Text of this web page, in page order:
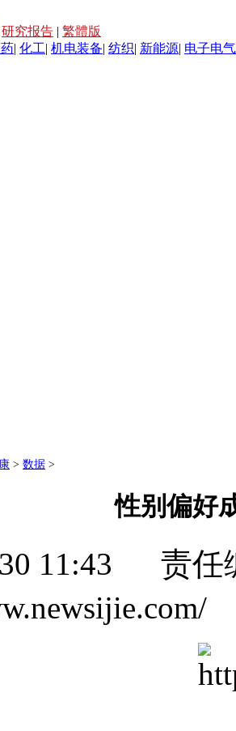
研究报告 | 繁體版
| 化工| 机电装备| 纺织| 新能源| 电子电气
> 数据 >
性别偏好
30 11:43 责